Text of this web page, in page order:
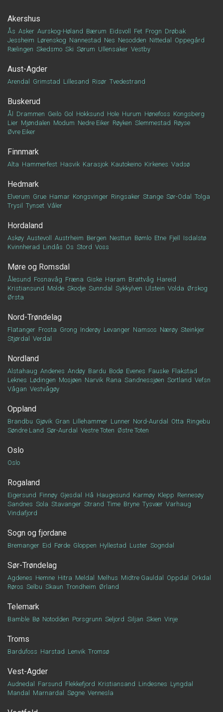
Akershus
Ås Asker Aurskog-Høland Bærum Eidsvoll Fet Frogn Drøbak
Jessheim Lørenskog Nannestad Nes Nesodden Nittedal
Oppegård
Rælingen Skedsmo Ski Sørum Ullensaker Vestby
Aust-Agder
Arendal Grimstad Lillesand Risør Tvedestrand
Buskerud
Ål Drammen Geilo Gol Hokksund Hole Hurum Hønefoss Kongsberg
Lier Mjøndalen Modum Nedre Eiker Røyken Slemmestad Røyse
Øvre Eiker
Finnmark
Alta Hammerfest Hasvik Karasjok Kautokeino Kirkenes Vadsø
Hedmark
Elverum Grue Hamar Kongsvinger Ringsaker Stange Sør-Odal
Tolga
Trysil
Tynset Våler
Hordaland
Askøy Austevoll Austrheim Bergen Nesttun Bømlo Etne Fjell
Isdalstø
Kvinnherad Lindås Os Stord Voss
Møre og Romsdal
Ålesund Fosnavåg Fræna Giske Haram Brattvåg Hareid
Kristiansund Molde Skodje Sunndal Sykkylven Ulstein Volda Ørskog
Ørsta
Nord-Trøndelag
Flatanger Frosta Grong Inderøy Levanger Namsos Nærøy Steinkjer
Stjørdal
Verdal
Nordland
Alstahaug Andenes Andøy Bardu Bodø Evenes Fauske Flakstad
Leknes Lødingen Mosjøen Narvik Rana Sandnessjøen Sortland Vefsn
Vågan Vestvågøy
Oppland
Brandbu Gjøvik Gran Lillehammer Lunner Nord-Aurdal Otta Ringebu
Søndre Land Sør-Aurdal Vestre Toten Østre Toten
Oslo
Oslo
Rogaland
Eigersund Finnøy Gjesdal Hå Haugesund Karmøy Klepp Rennesøy
Sandnes Sola Stavanger Strand Time Bryne Tysvær Varhaug
Vindafjord
Sogn og fjordane
Bremanger Eid Førde Gloppen Hyllestad Luster Sogndal
Sør-Trøndelag
Agdenes Hemne Hitra Meldal Melhus Midtre Gauldal Oppdal
Orkdal
Røros Selbu Skaun Trondheim Ørland
Telemark
Bamble Bø Notodden Porsgrunn Seljord Siljan Skien Vinje
Troms
Bardufoss Harstad Lenvik Tromsø
Vest-Agder
Audnedal Farsund Flekkefjord Kristiansand Lindesnes Lyngdal
Mandal
Marnardal Søgne Vennesla